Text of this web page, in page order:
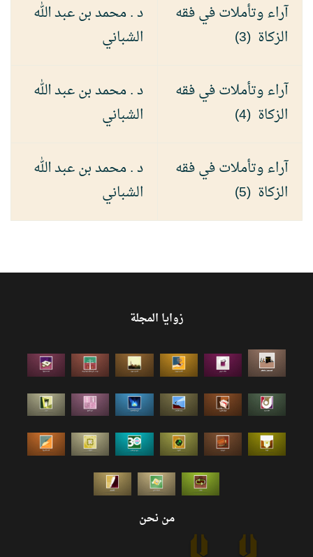
آراء وتأملات في فقه
الزكاة (3)
د . محمد بن عبد الله
الشباني
آراء وتأملات في فقه
الزكاة (4)
د . محمد بن عبد الله
الشباني
آراء وتأملات في فقه
الزكاة (5)
د . محمد بن عبد الله
الشباني
زوايا المجلة
من نحن